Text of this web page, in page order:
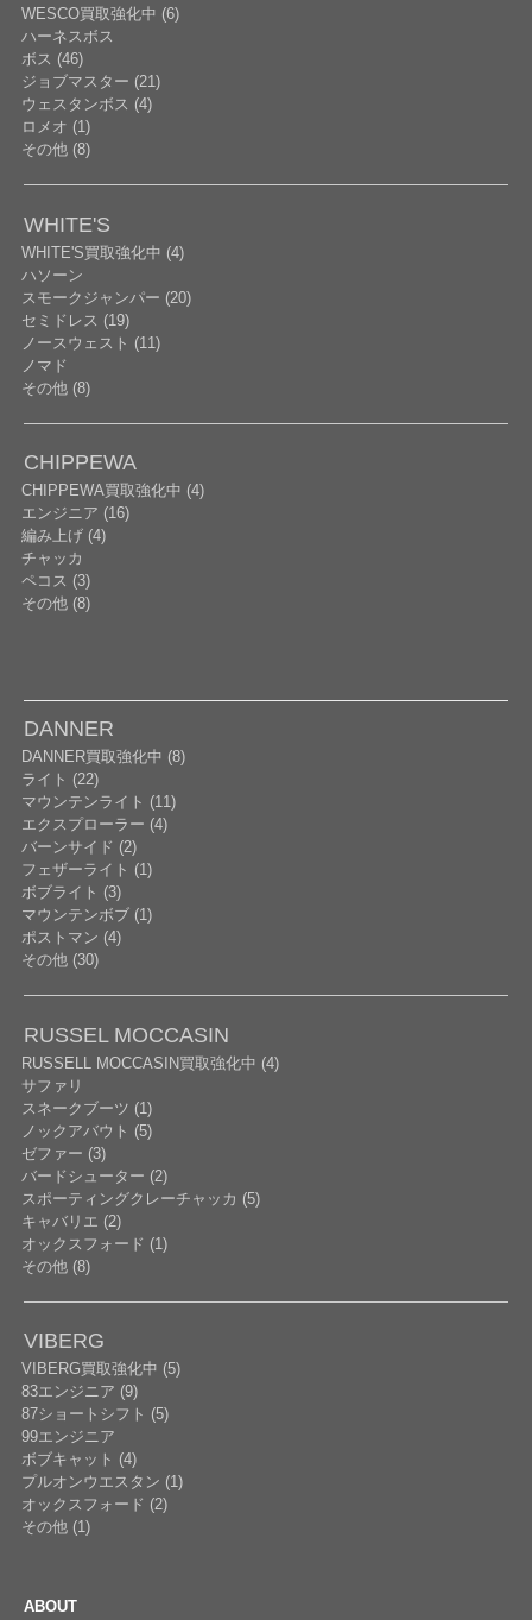
WESCO買取強化中 (6)
ハーネスボス
ボス (46)
ジョブマスター (21)
ウェスタンボス (4)
ロメオ (1)
その他 (8)
WHITE'S
WHITE'S買取強化中 (4)
ハソーン
スモークジャンパー (20)
セミドレス (19)
ノースウェスト (11)
ノマド
その他 (8)
CHIPPEWA
CHIPPEWA買取強化中 (4)
エンジニア (16)
編み上げ (4)
チャッカ
ペコス (3)
その他 (8)
DANNER
DANNER買取強化中 (8)
ライト (22)
マウンテンライト (11)
エクスプローラー (4)
バーンサイド (2)
フェザーライト (1)
ボブライト (3)
マウンテンボブ (1)
ポストマン (4)
その他 (30)
RUSSEL MOCCASIN
RUSSELL MOCCASIN買取強化中 (4)
サファリ
スネークブーツ (1)
ノックアバウト (5)
ゼファー (3)
バードシューター (2)
スポーティングクレーチャッカ (5)
キャバリエ (2)
オックスフォード (1)
その他 (8)
VIBERG
VIBERG買取強化中 (5)
83エンジニア (9)
87ショートシフト (5)
99エンジニア
ボブキャット (4)
プルオンウエスタン (1)
オックスフォード (2)
その他 (1)
ABOUT